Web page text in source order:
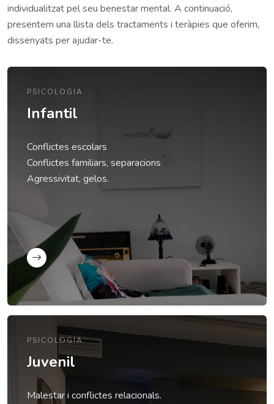
individualitzat pel seu benestar mental. A continuació,
presentem una llista dels tractaments i teràpies que oferim,
dissenyats per ajudar-te.
PSICOLOGIA
Infantil
Conflictes escolars
Conflictes familiars, separacions
Agressivitat, gelos.
PSICOLOGIA
Juvenil
Malestar i conflictes relacionals.